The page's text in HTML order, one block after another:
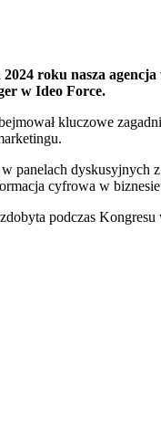
roku nasza
w Ideo Force.
kluczowe
w panelach
cyfrowa w
podczas